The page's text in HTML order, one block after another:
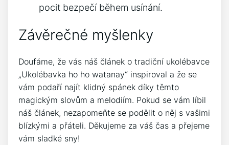
pocit bezpečí během usínání.
Závěrečné myšlenky
Doufáme, že vás náš článek ‌o ⁢tradiční ukolébavce‌
„Ukolébavka ho ho watanay“⁣ inspiroval‍ a že se
vám podaří ⁢najít klidný⁤ spánek ⁣díky těmto
magickým⁤ slovům a melodiím. Pokud⁣ se vám líbil
náš článek, nezapomeňte se podělit o něj ⁣s⁤ vašimi
blízkými⁤ a ​přáteli. Děkujeme za váš čas a přejeme
vám sladké sny!